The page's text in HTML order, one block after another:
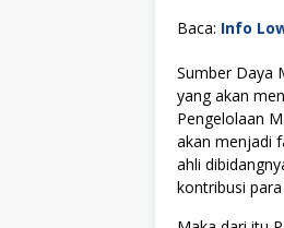
Baca: Info
Sumber Daya
yang akan
Pengelolaan
akan menjadi
ahli
kontribusi